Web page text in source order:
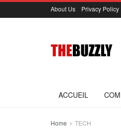
About Us Privacy Policy
ACCUEIL
Home TECH